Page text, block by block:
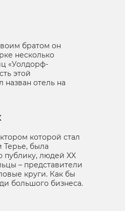
братом он
несколько
«Уолдорф-
этой
отель на
которой стал
была
публику, людей XX
– представители
круги. Как бы
большого бизнеса.